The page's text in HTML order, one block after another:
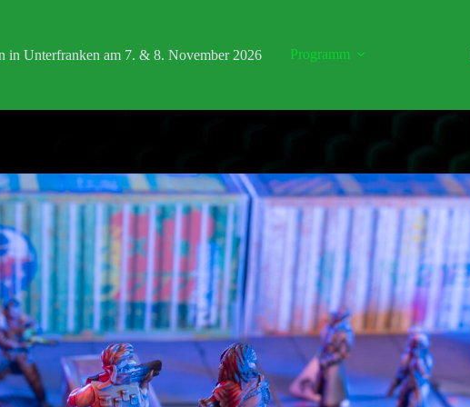
in Unterfranken am 7. & 8. November 2026
Programm